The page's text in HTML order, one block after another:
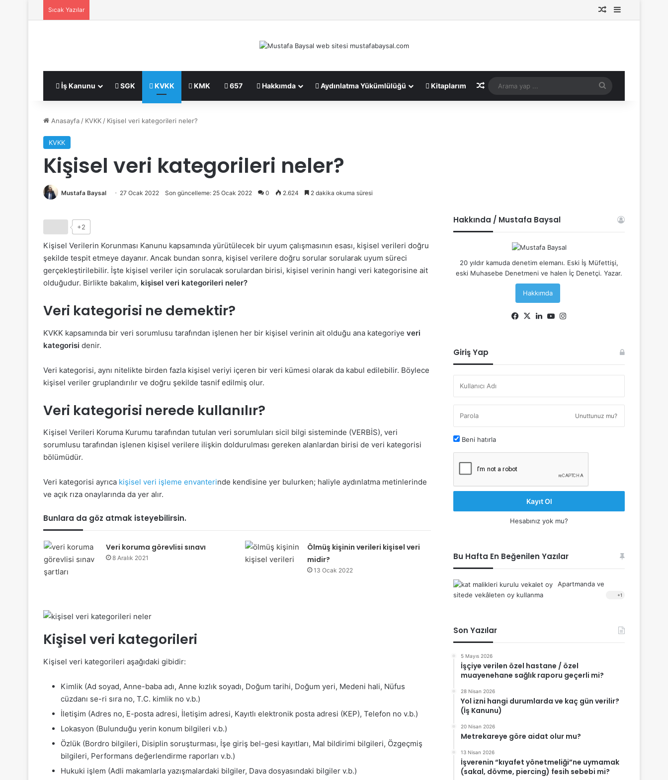
Sıcak Yazılar Rastgele Makale
Kenar
İş Kanunu SGK KVKK KMK 657 Hakkımda Aydınlatma Yükümlülüğü Kitaplarım Rastgele Makale
Arama
yap
Anasayfa / KVKK / Kişisel veri kategorileri neler?
KVKK
Kişisel veri kategorileri neler?
Mustafa Baysal 27 Ocak 2022 Son güncelleme: 25 Ocak 2022 0 2.624 2 dakika okuma süresi
+2
Kişisel Verilerin Korunması Kanunu kapsamında yürütülecek bir uyum çalışmasının esası, kişisel verileri doğru
şekilde tespit etmeye dayanır. Ancak bundan sonra, kişisel verilere doğru sorular sorularak uyum süreci
gerçekleştirilebilir. İşte kişisel veriler için sorulacak sorulardan birisi, kişisel verinin hangi veri kategorisine ait
olduğudur. Birlikte bakalım, kişisel veri kategorileri neler?
Veri kategorisi ne demektir?
KVKK kapsamında bir veri sorumlusu tarafından işlenen her bir kişisel verinin ait olduğu ana kategoriye veri
kategorisi denir.
Veri kategorisi, aynı nitelikte birden fazla kişisel veriyi içeren bir veri kümesi olarak da kabul edilebilir. Böylece
kişisel veriler gruplandırılır ve doğru şekilde tasnif edilmiş olur.
Veri kategorisi nerede kullanılır?
Kişisel Verileri Koruma Kurumu tarafından tutulan veri sorumluları sicil bilgi sisteminde (VERBİS), veri
sorumlusu tarafından işlenen kişisel verilere ilişkin doldurulması gereken alanlardan birisi de veri kategorisi
bölümüdür.
Veri kategorisi ayrıca kişisel veri işleme envanterinde kendisine yer bulurken; haliyle aydınlatma metinlerinde
ve açık rıza onaylarında da yer alır.
Bunlara da göz atmak isteyebilirsin.
Veri koruma görevlisi sınavı
8 Aralık 2021
Ölmüş kişinin verileri kişisel veri
midir?
13 Ocak 2022
Kişisel veri kategorileri
Kişisel veri kategorileri aşağıdaki gibidir:
Kimlik (Ad soyad, Anne-baba adı, Anne kızlık soyadı, Doğum tarihi, Doğum yeri, Medeni hali, Nüfus
cüzdanı se-ri sıra no, T.C. kimlik no v.b.)
İletişim (Adres no, E-posta adresi, İletişim adresi, Kayıtlı elektronik posta adresi (KEP), Telefon no v.b.)
Lokasyon (Bulunduğu yerin konum bilgileri v.b.)
Özlük (Bordro bilgileri, Disiplin soruşturması, İşe giriş bel-gesi kayıtları, Mal bildirimi bilgileri, Özgeçmiş
bilgileri, Performans değerlendirme raporları v.b.)
Hukuki işlem (Adli makamlarla yazışmalardaki bilgiler, Dava dosyasındaki bilgiler v.b.)
Hakkında / Mustafa Baysal
20 yıldır kamuda denetim elemanı. Eski İş Müfettişi,
eski Muhasebe Denetmeni ve halen İç Denetçi. Yazar.
Hakkımda
Facebook
X LinkedInYouTube
Giriş Yap
Unuttunuz mu?
Beni hatırla
Kayıt Ol
Hesabınız yok mu?
Bu Hafta En Beğenilen Yazılar
Apartmanda ve
sitede vekâleten oy kullanma
+1
Son Yazılar
5 Mayıs 2026
İşçiye verilen özel hastane / özel
muayenehane sağlık raporu geçerli mi?
28 Nisan 2026
Yol izni hangi durumlarda ve kaç gün verilir?
(İş Kanunu)
20 Nisan 2026
Metrekareye göre aidat olur mu?
13 Nisan 2026
İşverenin “kıyafet yönetmeliği”ne uymamak
(sakal, dövme, piercing) fesih sebebi mi?